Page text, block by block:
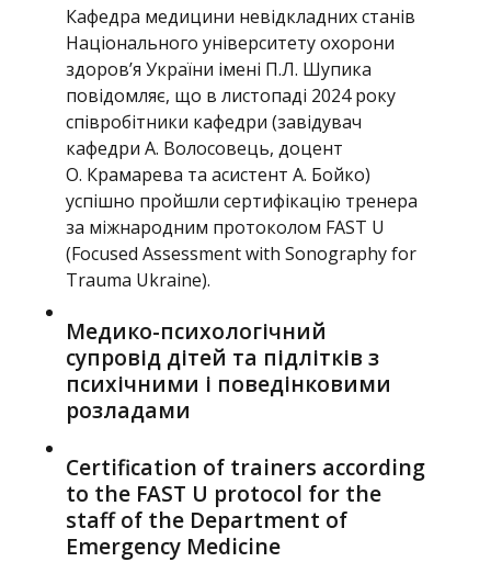
Кафедра медицини невідкладних станів
Національного університету охорони
здоров’я України імені П.Л. Шупика
повідомляє, що в листопаді 2024 року
співробітники кафедри (завідувач
кафедри А. Волосовець, доцент
О. Крамарева та асистент А. Бойко)
успішно пройшли сертифікацію тренера
за міжнародним протоколом FAST U
(Focused Assessment with Sonography for
Trauma Ukraine).
Медико-психологічний
супровід дітей та підлітків з
психічними і поведінковими
розладами
Certification of trainers according
to the FAST U protocol for the
staff of the Department of
Emergency Medicine